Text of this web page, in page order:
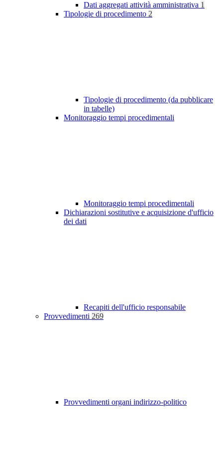
Dati aggregati attività amministrativa 1
Tipologie di procedimento 2
Tipologie di procedimento (da pubblicare
in tabelle)
Monitoraggio tempi procedimentali
Monitoraggio tempi procedimentali
Dichiarazioni sostitutive e acquisizione d'ufficio
dei dati
Recapiti dell'ufficio responsabile
Provvedimenti 269
Provvedimenti organi indirizzo-politico